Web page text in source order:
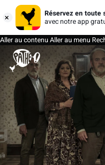
Réservez en toute
avec notre app
Aller au contenuAller au menu